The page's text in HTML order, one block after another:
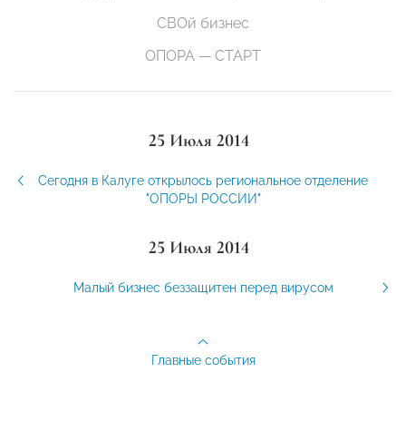
СВОй бизнес
ОПОРА — СТАРТ
25 Июля 2014
Сегодня в Калуге открылось региональное отделение
"ОПОРЫ РОССИИ"
25 Июля 2014
Малый бизнес беззащитен перед вирусом
Главные события